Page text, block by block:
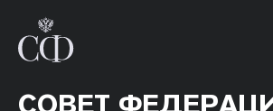
СОВЕТ